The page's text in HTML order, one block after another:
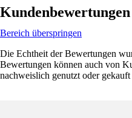
Kundenbewertungen
Bereich überspringen
Die Echtheit der Bewertungen
Bewertungen können auch von
nachweislich genutzt oder gekauft